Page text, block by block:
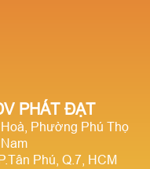
PHÁT ĐẠT
Phường Phú Thọ
Phú, Q.7, HCM